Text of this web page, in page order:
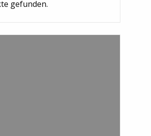
gefunden.